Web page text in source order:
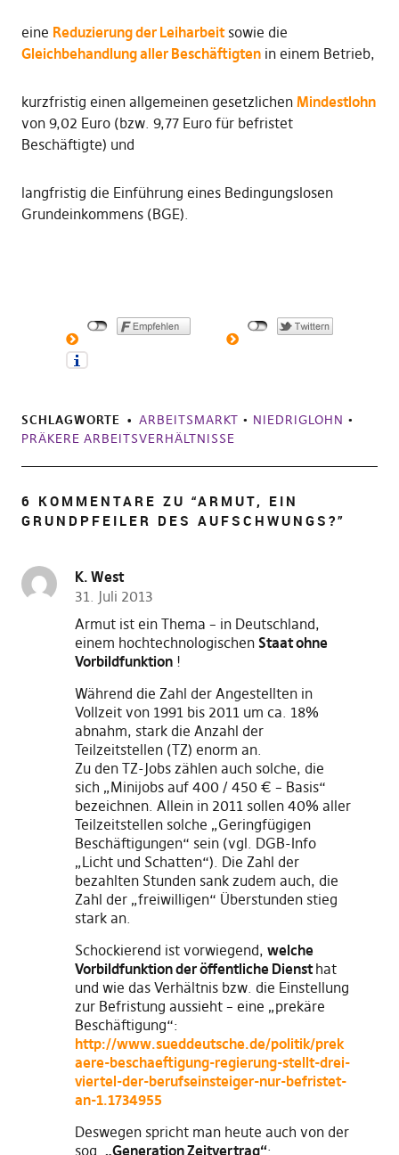
eine Reduzierung der Leiharbeitsowie die
Gleichbehandlung aller Beschäftigtenin einem Betrieb,
kurzfristig einen allgemeinen gesetzlichen Mindestlohn
von 9,02 Euro (bzw. 9,77 Euro für befristet
Beschäftigte) und
langfristig die Einführung eines Bedingungslosen
Grundeinkommens (BGE).
SCHLAGWORTE ARBEITSMARKT • NIEDRIGLOHN •
PRÄKERE ARBEITSVERHÄLTNISSE
6 KOMMENTARE ZU “ARMUT, EIN
GRUNDPFEILER DES AUFSCHWUNGS?”
K. West
31. Juli 2013
Armut ist ein Thema – in Deutschland,
einem hochtechnologischen Staat ohne
Vorbildfunktion!
Während die Zahl der Angestellten in
Vollzeit von 1991 bis 2011 um ca. 18%
abnahm, stark die Anzahl der
Teilzeitstellen (TZ) enorm an.
Zu den TZ-Jobs zählen auch solche, die
sich „Minijobs auf 400 / 450 € – Basis“
bezeichnen. Allein in 2011 sollen 40% aller
Teilzeitstellen solche „Geringfügigen
Beschäftigungen“ sein (vgl. DGB-Info
„Licht und Schatten“). Die Zahl der
bezahlten Stunden sank zudem auch, die
Zahl der „freiwilligen“ Überstunden stieg
stark an.
Schockierend ist vorwiegend, welche
Vorbildfunktion der öffentliche Diensthat
und wie das Verhältnis bzw. die Einstellung
zur Befristung aussieht – eine „prekäre
Beschäftigung“:
http://www.sueddeutsche.de/politik/prek
aere-beschaeftigung-regierung-stellt-drei-
viertel-der-berufseinsteiger-nur-befristet-
an-1.1734955
Deswegen spricht man heute auch von der
sog. „Generation Zeitvertrag“: